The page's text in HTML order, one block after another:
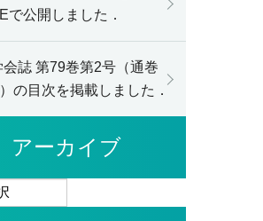
で公開しました．
会誌 第79巻第2号（通巻
の目次を掲載しました．
アーカイブ